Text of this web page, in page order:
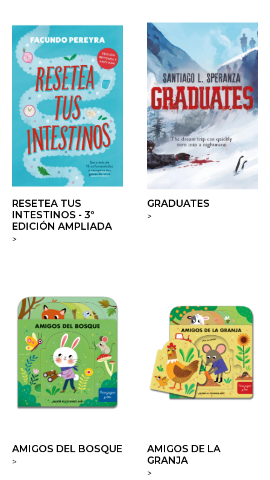
RESETEA TUS
INTESTINOS - 3º
EDICIÓN AMPLIADA
>
GRADUATES
>
AMIGOS DEL BOSQUE
>
AMIGOS DE LA
GRANJA
>